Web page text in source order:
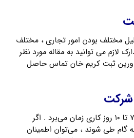
مختلف بودن امور تجاری ، مختلف
لازم می توانید به مقاله مورد نظر
ثبت کریم خان تماس حاصل
ثبت شرکت حدوداً بین ۷ تا ۱۰ روز کاری زمان می‌برد . اگر
گام طی شوند ، می‌توان اطمینان